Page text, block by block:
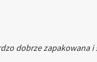
dobrze zapakowana i